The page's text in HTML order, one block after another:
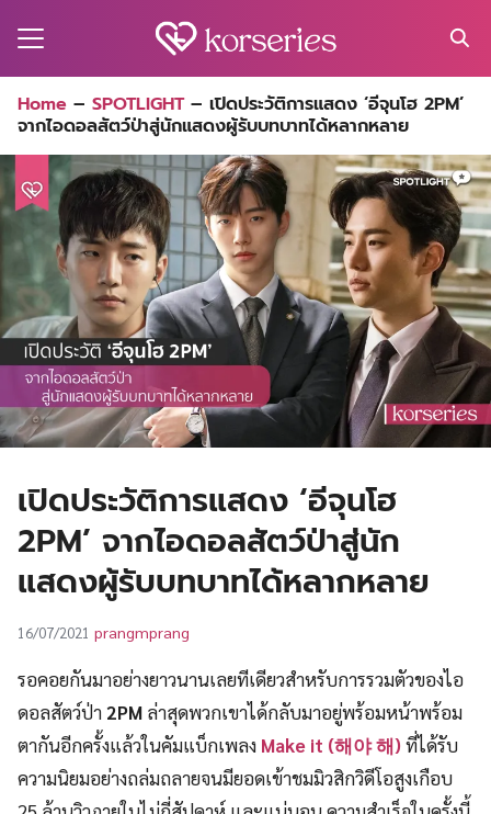
for:
Home – SPOTLIGHT– เปิดประวัติการแสดง ‘อีจุนโฮ 2PM’
จากไอดอลสัตว์ป่าสู่นักแสดงผู้รับบทบาทได้หลากหลาย
เปิดประวัติการแสดง ‘อีจุนโฮ
2PM’ จากไอดอลสัตว์ป่าสู่นัก
แสดงผู้รับบทบาทได้หลากหลาย
16/07/2021 prangmprang
รอคอยกันมาอย่างยาวนานเลยทีเดียวสำหรับการรวมตัวของไอ
ดอลสัตว์ป่า 2PM ล่าสุดพวกเขาได้กลับมาอยู่พร้อมหน้าพร้อม
ตากันอีกครั้งแล้วในคัมแบ็กเพลง Make it (해야 해)ที่ได้รับ
ความนิยมอย่างถล่มถลายจนมียอดเข้าชมมิวสิกวิดีโอสูงเกือบ